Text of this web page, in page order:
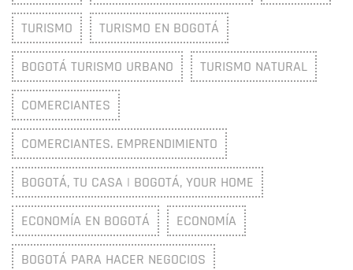
TURISMO TURISMO EN BOGOTÁ
BOGOTÁ TURISMO URBANO TURISMO NATURAL
COMERCIANTES
COMERCIANTES. EMPRENDIMIENTO
BOGOTÁ, TU CASA | BOGOTÁ, YOUR HOME
ECONOMÍA EN BOGOTÁ ECONOMÍA
BOGOTÁ PARA HACER NEGOCIOS